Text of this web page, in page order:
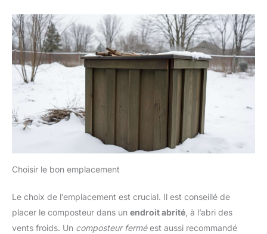
Choisir le bon emplacement
Le choix de l’emplacement est crucial. Il est conseillé de
placer le composteur dans un endroit abrité , à l’abri des
vents froids. Un composteur ferméest aussi recommandé